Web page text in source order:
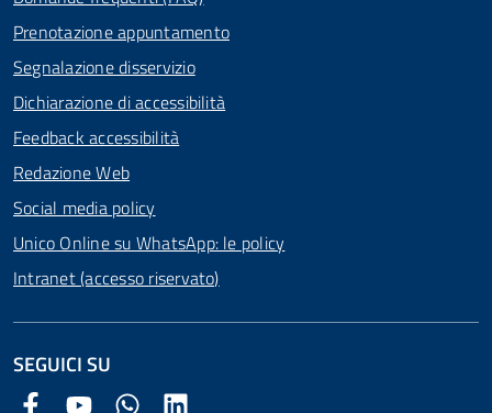
Prenotazione appuntamento
Segnalazione disservizio
Dichiarazione di accessibilità
Feedback accessibilità
Redazione Web
Social media policy
Unico Online su WhatsApp: le policy
Intranet (accesso riservato)
SEGUICI SU
Facebook Comune di Arezzo
Youtube Comune di Arezzo
Twitter Comune di Arezzo